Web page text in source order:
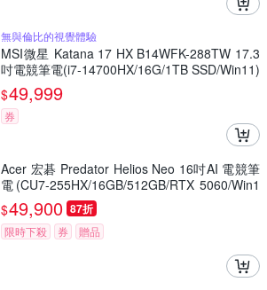
無與倫比的視覺體驗
MSI微星 Katana 17 HX B14WFK-288TW 17.3
吋電競筆電(i7-14700HX/16G/1TB SSD/Win11)
$49,999
券
Acer 宏碁 Predator Helios Neo 16吋AI 電競筆
電(CU7-255HX/16GB/512GB/RTX 5060/Win1
1)
$49,900 87折
限時下殺 券 贈品